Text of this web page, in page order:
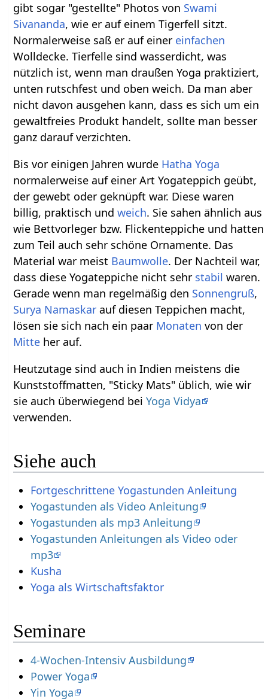
gibt sogar "gestellte" Photos von Swami
Sivananda, wie er auf einem Tigerfell sitzt.
Normalerweise saß er auf einer einfachen
Wolldecke. Tierfelle sind wasserdicht, was
nützlich ist, wenn man draußen Yoga praktiziert,
unten rutschfest und oben weich. Da man aber
nicht davon ausgehen kann, dass es sich um ein
gewaltfreies Produkt handelt, sollte man besser
ganz darauf verzichten.
Bis vor einigen Jahren wurde Hatha Yoga
normalerweise auf einer Art Yogateppich geübt,
der gewebt oder geknüpft war. Diese waren
billig, praktisch undweich. Sie sahen ähnlich aus
wie Bettvorleger bzw. Flickenteppiche und hatten
zum Teil auch sehr schöne Ornamente. Das
Material war meist Baumwolle. Der Nachteil war,
dass diese Yogateppiche nicht sehr stabil waren.
Gerade wenn man regelmäßig den Sonnengruß,
Surya Namaskar auf diesen Teppichen macht,
lösen sie sich nach ein paar Monaten von der
Mitte her auf.
Heutzutage sind auch in Indien meistens die
Kunststoffmatten, "Sticky Mats" üblich, wie wir
sie auch überwiegend beiYoga Vidya
verwenden.
Siehe auch
Fortgeschrittene Yogastunden Anleitung
Yogastunden als Video Anleitung
Yogastunden als mp3 Anleitung
Yogastunden Anleitungen als Video oder
mp3
Kusha
Yoga als Wirtschaftsfaktor
Seminare
4-Wochen-Intensiv Ausbildung
Power Yoga
Yin Yoga